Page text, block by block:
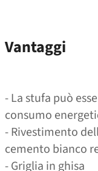
Vantaggi
- La stufa può
consumo
- Rivestimento
cemento bianco
- Griglia in ghisa